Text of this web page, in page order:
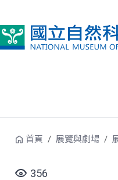
首頁 展覽與劇場
356